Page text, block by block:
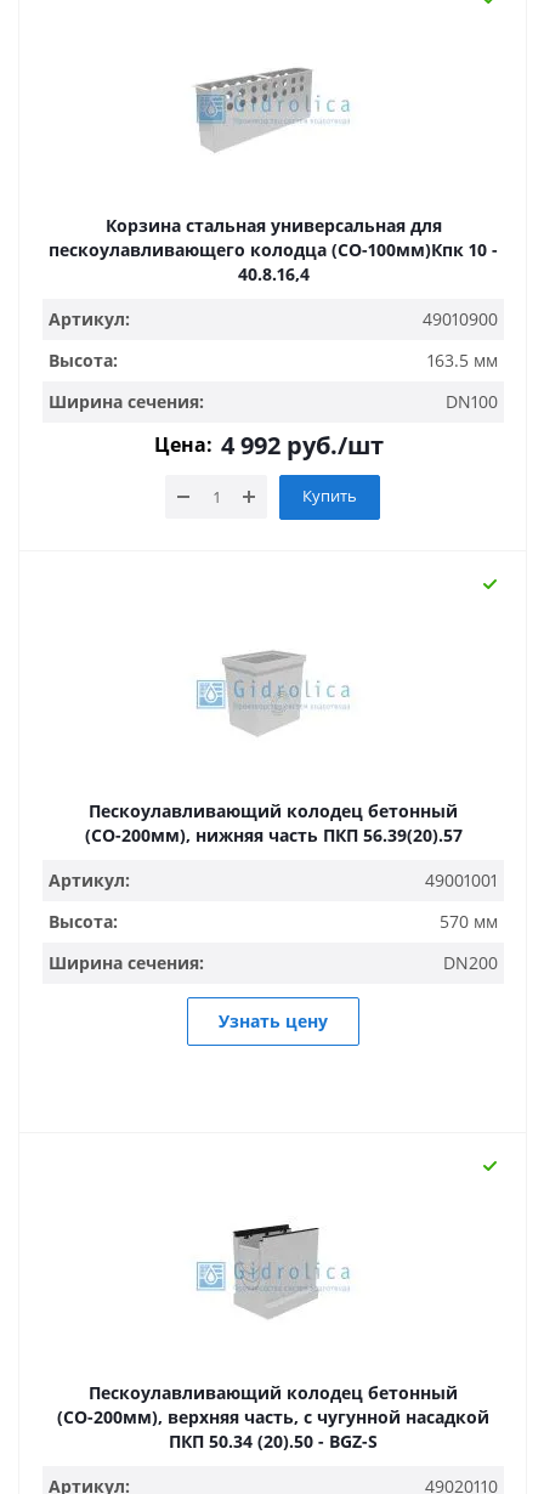
Корзина стальная универсальная для
пескоулавливающего колодца (СО-100мм)Кпк 10 -
40.8.16,4
Артикул:
49010900
Высота:
163.5 мм
Ширина сечения:
DN100
Цена: 4 992 руб./шт
Купить
Пескоулавливающий колодец бетонный
(СО-200мм), нижняя часть ПКП 56.39(20).57
Артикул:
49001001
Высота:
570 мм
Ширина сечения:
DN200
Узнать цену
Пескоулавливающий колодец бетонный
(СО-200мм), верхняя часть, с чугунной насадкой
ПКП 50.34 (20).50 - BGZ-S
Артикул:
49020110